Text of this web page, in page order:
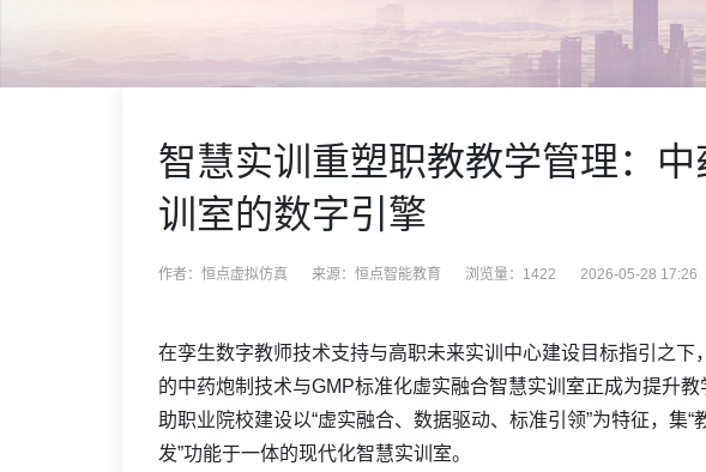
智慧实训重塑职教教学管理：
训室的数字引擎
作者：恒点虚拟仿真 来源： 恒点智能教育 浏览量：1422 2026-05-28 17:26
在孪生数字教师技术支持与高职未来实训中心建设目标指引之下
的中药炮制技术与GMP标准化虚实融合智慧实训室正成为提升
助职业院校建设以“虚实融合、数据驱动、标准引领”为特征，集
发”功能于一体的现代化智慧实训室。